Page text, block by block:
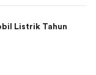
Listrik Tahun